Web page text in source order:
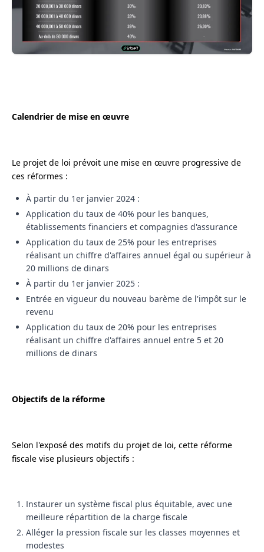
Calendrier de mise en œuvre
Le projet de loi prévoit une mise en œuvre progressive de
ces réformes :
À partir du 1er janvier 2024 :
Application du taux de 40% pour les banques,
établissements financiers et compagnies d'assurance
Application du taux de 25% pour les entreprises
réalisant un chiffre d'affaires annuel égal ou supérieur à
20 millions de dinars
À partir du 1er janvier 2025 :
Entrée en vigueur du nouveau barème de l'impôt sur le
revenu
Application du taux de 20% pour les entreprises
réalisant un chiffre d'affaires annuel entre 5 et 20
millions de dinars
Objectifs de la réforme
Selon l'exposé des motifs du projet de loi, cette réforme
fiscale vise plusieurs objectifs :
Instaurer un système fiscal plus équitable, avec une
meilleure répartition de la charge fiscale
Alléger la pression fiscale sur les classes moyennes et
modestes